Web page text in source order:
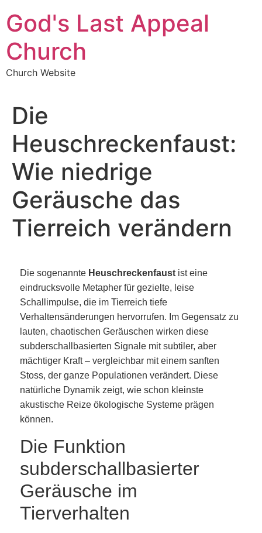
to
content
God's Last Appeal
Church
Church Website
Die
Heuschreckenfaust:
Wie niedrige
Geräusche das
Tierreich verändern
Die sogenannte Heuschreckenfaust ist eine
eindrucksvolle Metapher für gezielte, leise
Schallimpulse, die im Tierreich tiefe
Verhaltensänderungen hervorrufen. Im Gegensatz zu
lauten, chaotischen Geräuschen wirken diese
subderschallbasierten Signale mit subtiler, aber
mächtiger Kraft – vergleichbar mit einem sanften
Stoss, der ganze Populationen verändert. Diese
natürliche Dynamik zeigt, wie schon kleinste
akustische Reize ökologische Systeme prägen
können.
Die Funktion
subderschallbasierter
Geräusche im
Tierverhalten